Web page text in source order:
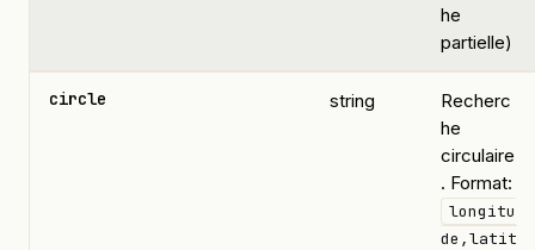
he
partielle)
circle string
Recherc
he
circulaire
. Format:
longitu
de,latit